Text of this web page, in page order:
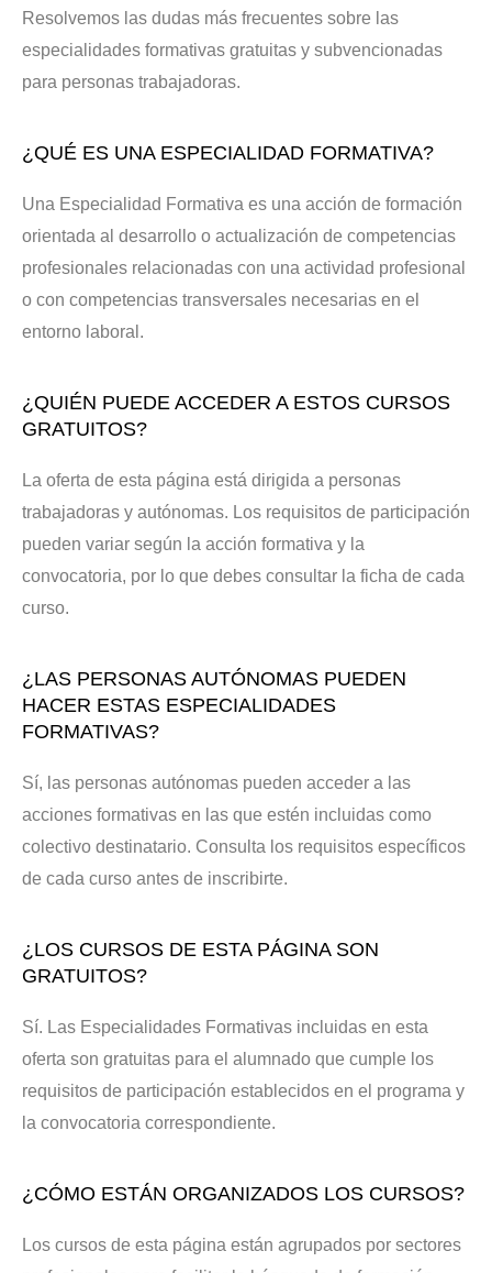
Resolvemos las dudas más frecuentes sobre las
especialidades formativas gratuitas y subvencionadas
para personas trabajadoras.
¿QUÉ ES UNA ESPECIALIDAD FORMATIVA?
Una Especialidad Formativa es una acción de formación
orientada al desarrollo o actualización de competencias
profesionales relacionadas con una actividad profesional
o con competencias transversales necesarias en el
entorno laboral.
¿QUIÉN PUEDE ACCEDER A ESTOS CURSOS
GRATUITOS?
La oferta de esta página está dirigida a personas
trabajadoras y autónomas. Los requisitos de participación
pueden variar según la acción formativa y la
convocatoria, por lo que debes consultar la ficha de cada
curso.
¿LAS PERSONAS AUTÓNOMAS PUEDEN
HACER ESTAS ESPECIALIDADES
FORMATIVAS?
Sí, las personas autónomas pueden acceder a las
acciones formativas en las que estén incluidas como
colectivo destinatario. Consulta los requisitos específicos
de cada curso antes de inscribirte.
¿LOS CURSOS DE ESTA PÁGINA SON
GRATUITOS?
Sí. Las Especialidades Formativas incluidas en esta
oferta son gratuitas para el alumnado que cumple los
requisitos de participación establecidos en el programa y
la convocatoria correspondiente.
¿CÓMO ESTÁN ORGANIZADOS LOS CURSOS?
Los cursos de esta página están agrupados por sectores